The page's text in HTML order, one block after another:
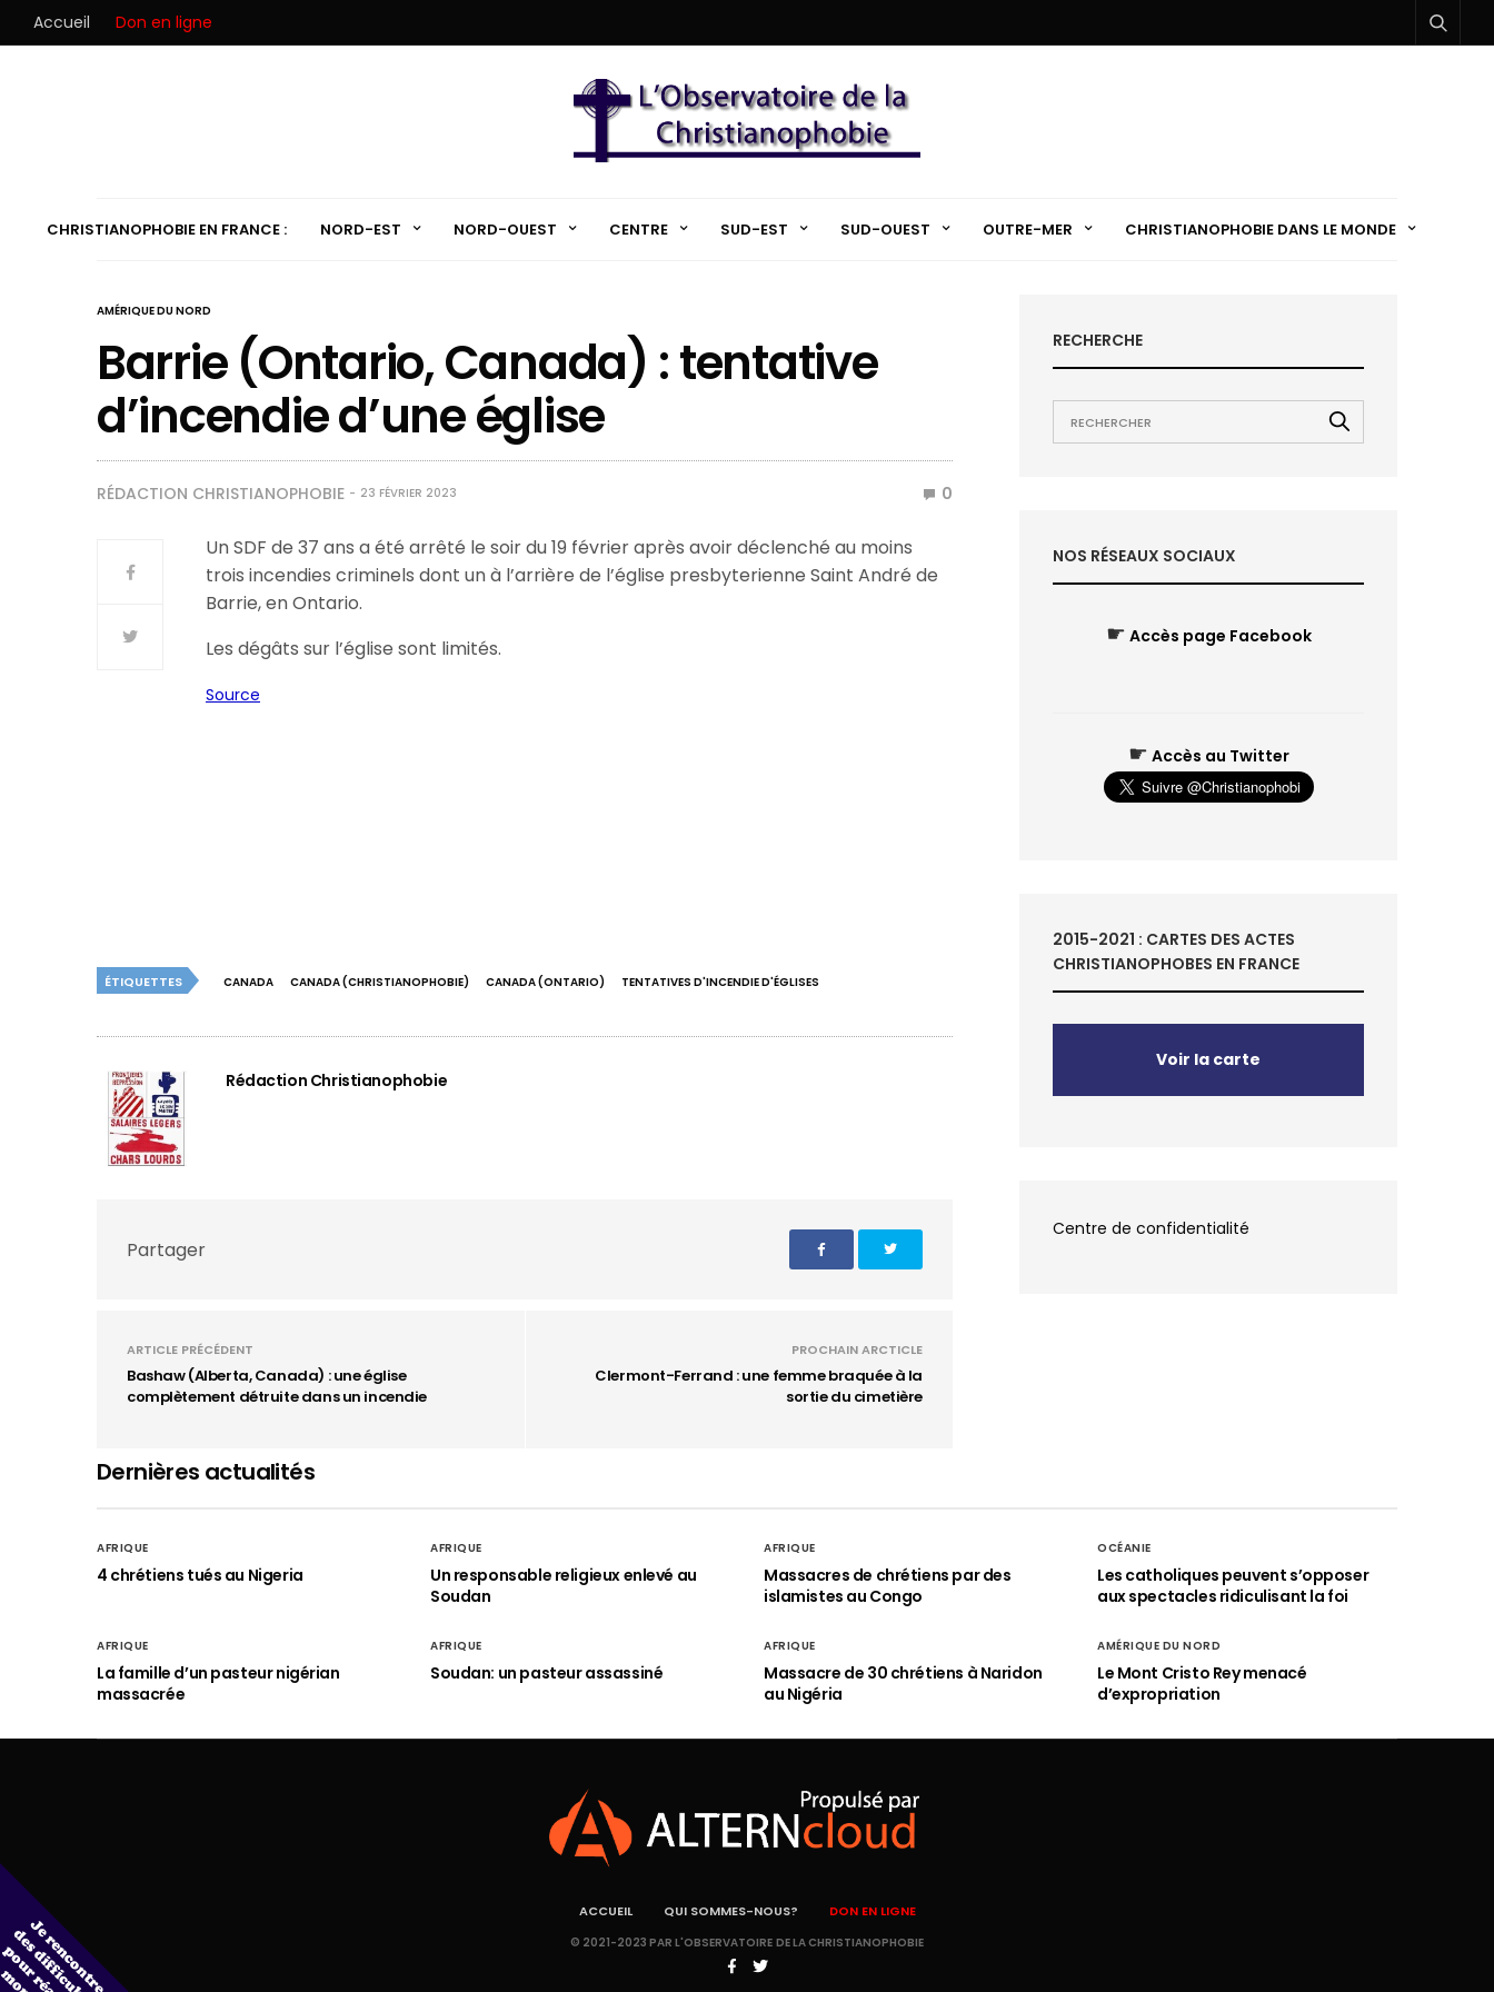
Accueil Don en ligne
CHRISTIANOPHOBIE EN FRANCE : NORD-EST NORD-OUEST CENTRE SUD-EST SUD-OUEST OUTRE-MER CHRISTIANOPHOBIE DANS LE MONDE
AMÉRIQUE DU NORD
Barrie (Ontario, Canada) : tentative
d’incendie d’une église
RÉDACTION CHRISTIANOPHOBIE 23 FÉVRIER 2023 0
Un SDF de 37 ans a été arrêté le soir du 19 février après avoir déclenché au moins
trois incendies criminels dont un à l’arrière de l’église presbyterienne Saint André de
Barrie, en Ontario.
Les dégâts sur l’église sont limités.
Source
ÉTIQUETTES CANADA CANADA (CHRISTIANOPHOBIE) CANADA (ONTARIO) TENTATIVES D'INCENDIE D'ÉGLISES
Rédaction Christianophobie
Partager
ARTICLE PRÉCÉDENT
Bashaw (Alberta, Canada) : une église
complètement détruite dans un incendie
PROCHAIN ARCTICLE
Clermont-Ferrand : une femme braquée à la
sortie du cimetière
RECHERCHE
NOS RÉSEAUX SOCIAUX
☛ Accès page Facebook
☛ Accès au Twitter
2015-2021 : CARTES DES ACTES
CHRISTIANOPHOBES EN FRANCE
Voir la carte
Centre de confidentialité
Dernières actualités
AFRIQUE
4 chrétiens tués au Nigeria
AFRIQUE
Un responsable religieux enlevé au
Soudan
AFRIQUE
Massacres de chrétiens par des
islamistes au Congo
OCÉANIE
Les catholiques peuvent s’opposer
aux spectacles ridiculisant la foi
AFRIQUE
La famille d’un pasteur nigérian
massacrée
AFRIQUE
Soudan: un pasteur assassiné
AFRIQUE
Massacre de 30 chrétiens à Naridon
au Nigéria
AMÉRIQUE DU NORD
Le Mont Cristo Rey menacé
d’expropriation
ACCUEIL QUI SOMMES-NOUS? DON EN LIGNE
© 2021-2023 PAR L'OBSERVATOIRE DE LA CHRISTIANOPHOBIE